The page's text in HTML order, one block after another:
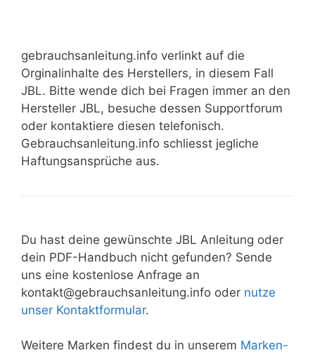
gebrauchsanleitung.info verlinkt auf die
Orginalinhalte des Herstellers, in diesem Fall
JBL. Bitte wende dich bei Fragen immer an den
Hersteller JBL, besuche dessen Supportforum
oder kontaktiere diesen telefonisch.
Gebrauchsanleitung.info schliesst jegliche
Haftungsansprüche aus.
Du hast deine gewünschte JBL Anleitung oder
dein PDF-Handbuch nicht gefunden? Sende
uns eine kostenlose Anfrage an
kontakt@gebrauchsanleitung.info oder nutze
unser Kontaktformular.
Weitere Marken findest du in unserem Marken-